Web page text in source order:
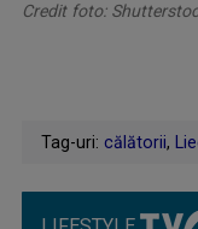
Credit foto:
Tag-uri: călătorii,